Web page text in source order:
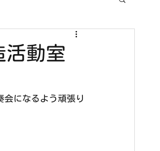
動室
会になるよう頑張り